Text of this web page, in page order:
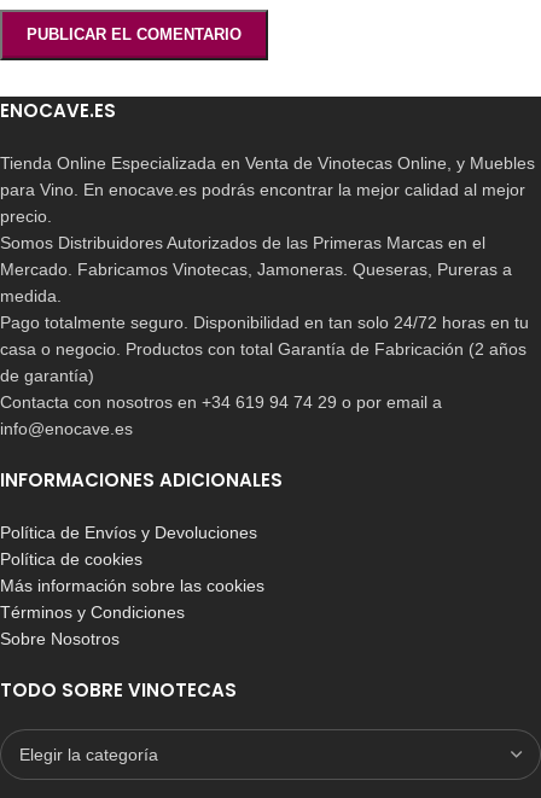
ENOCAVE.ES
Tienda Online Especializada en Venta de Vinotecas Online, y Muebles
para Vino. En enocave.es podrás encontrar la mejor calidad al mejor
precio.
Somos Distribuidores Autorizados de las Primeras Marcas en el
Mercado. Fabricamos Vinotecas, Jamoneras. Queseras, Pureras a
medida.
Pago totalmente seguro. Disponibilidad en tan solo 24/72 horas en tu
casa o negocio. Productos con total Garantía de Fabricación (2 años
de garantía)
Contacta con nosotros en +34 619 94 74 29 o por email a
info@enocave.es
INFORMACIONES ADICIONALES
Política de Envíos y Devoluciones
Política de cookies
Más información sobre las cookies
Términos y Condiciones
Sobre Nosotros
TODO SOBRE VINOTECAS